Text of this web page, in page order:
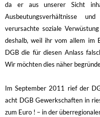
da er aus unserer Sicht
Ausbeutungsverhältnisse
verursachte soziale
deshalb, weil ihr vom allem im
DGB die für diesen Anlass
Wir möchten dies näher
Im September 2011 rief der
acht DGB Gewerkschaften in
zum Euro ! – in der